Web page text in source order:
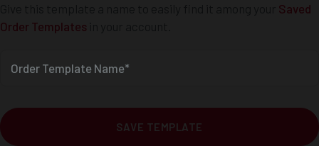
Saved
Order Templates
Order Template Name*
SAVE TEMPLATE